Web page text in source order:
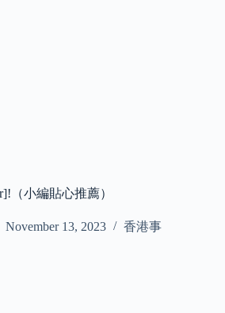
（小編貼心推薦）
November 13, 2023 香港事